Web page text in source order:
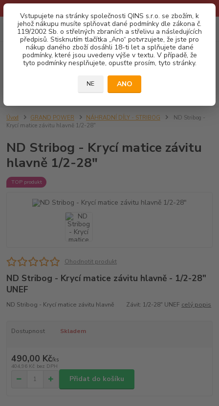
Vstupujete na stránky společnosti QINS s.r.o. se zbožím, k
jehož nákupu musíte splňovat dané podmínky dle zákona č.
119/2002 Sb. o střelných zbraních a střelivu a následujících
předpisů. Stisknutím tlačítka „Ano“ potvrzujete, že jste pro
nákup daného zboží dosáhli 18-ti let a splňujete dané
podmínky, které jsou uvedeny výše v textu. V případě, že
tyto podmínky nesplňujete, opusťte prosím, tyto stránky.
NE ANO
Menu
CZK 0
za0,00 Kč
Úvod GRAND POWER NÁHRADNÍ DÍLY - STRIBOG
ND Stribog -
Krycí matice závitu hlavně 1/2-28"
ND Stribog - Krycí matice závitu
hlavně 1/2-28"
TOP produkt
Ohodnotit produkt
ND Stribog - Krycí matice závitu hlavně - 1/2-28"
UNEF
ND Stribog - Krycí matice závitu hlavně Závit: 1/2-28" UNEF celý popis
Dostupnost Skladem
490,00 Kč/ks
404,96 Kč bez DPH
Přidat do košíku